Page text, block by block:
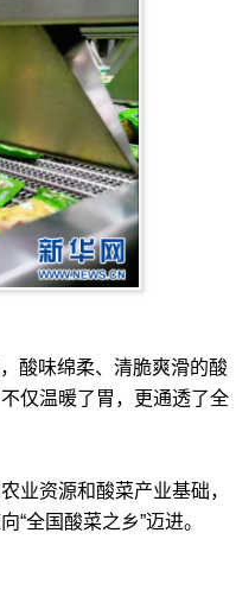
酸味绵柔、清脆爽滑的酸
仅温暖了胃，更通透了全
资源和酸菜产业基础，
全国酸菜之乡”迈进。